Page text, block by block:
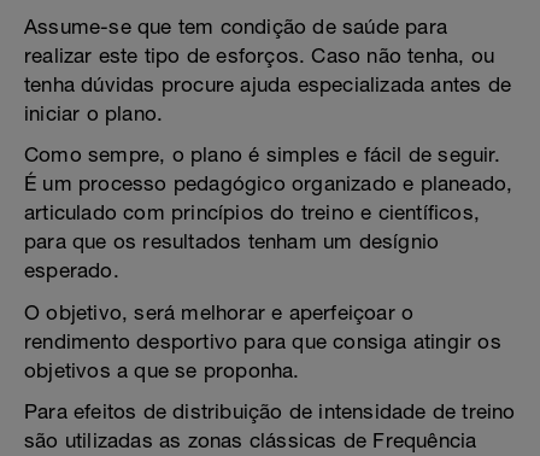
Assume-se que tem condição de saúde para
realizar este tipo de esforços. Caso não tenha, ou
tenha dúvidas procure ajuda especializada antes de
iniciar o plano.
Como sempre, o plano é simples e fácil de seguir.
É um processo pedagógico organizado e planeado,
articulado com princípios do treino e científicos,
para que os resultados tenham um desígnio
esperado.
O objetivo, será melhorar e aperfeiçoar o
rendimento desportivo para que consiga atingir os
objetivos a que se proponha.
Para efeitos de distribuição de intensidade de treino
são utilizadas as zonas clássicas de Frequência